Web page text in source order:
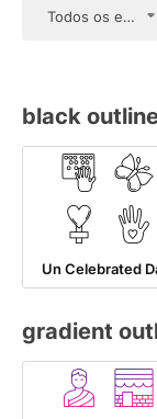
Todos os estilos
black
Un Celebrated
gradient